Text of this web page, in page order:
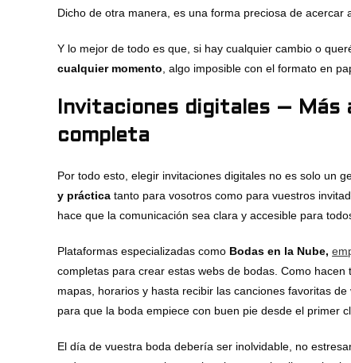
Dicho de otra manera, es una forma preciosa de acercar
Y lo mejor de todo es que, si hay cualquier cambio o
cualquier momento , algo imposible con el formato en
Invitaciones digitales – Más
completa
Por todo esto, elegir invitaciones digitales no es solo un
y práctica tanto para vosotros como para vuestros
hace que la comunicación sea clara y accesible para
Plataformas especializadas como Bodas en la Nube,
completas para crear estas webs de bodas. Como
mapas, horarios y hasta recibir las canciones favoritas
para que la boda empiece con buen pie desde el primer
El día de vuestra boda debería ser inolvidable, no